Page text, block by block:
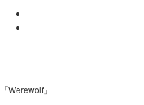
「Werewolf」